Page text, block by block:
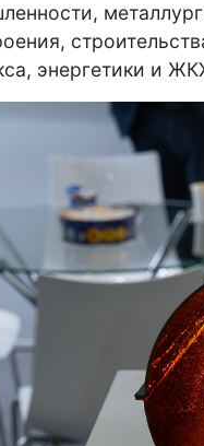
энергетики и